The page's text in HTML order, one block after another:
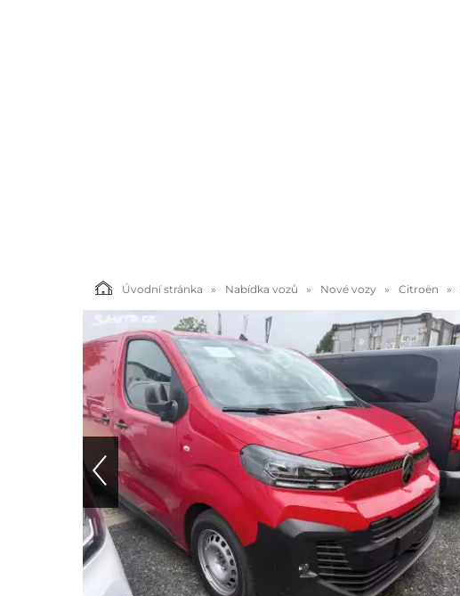
Úvodní stránka Nabídka vozů Nové vozy Citroën